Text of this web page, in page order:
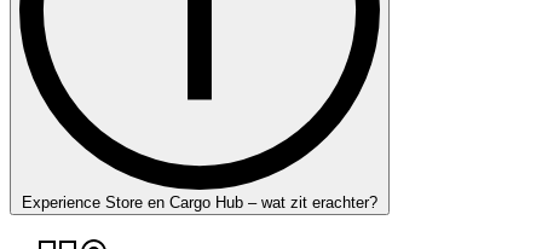
Experience Store en Cargo Hub – wat zit erachter?